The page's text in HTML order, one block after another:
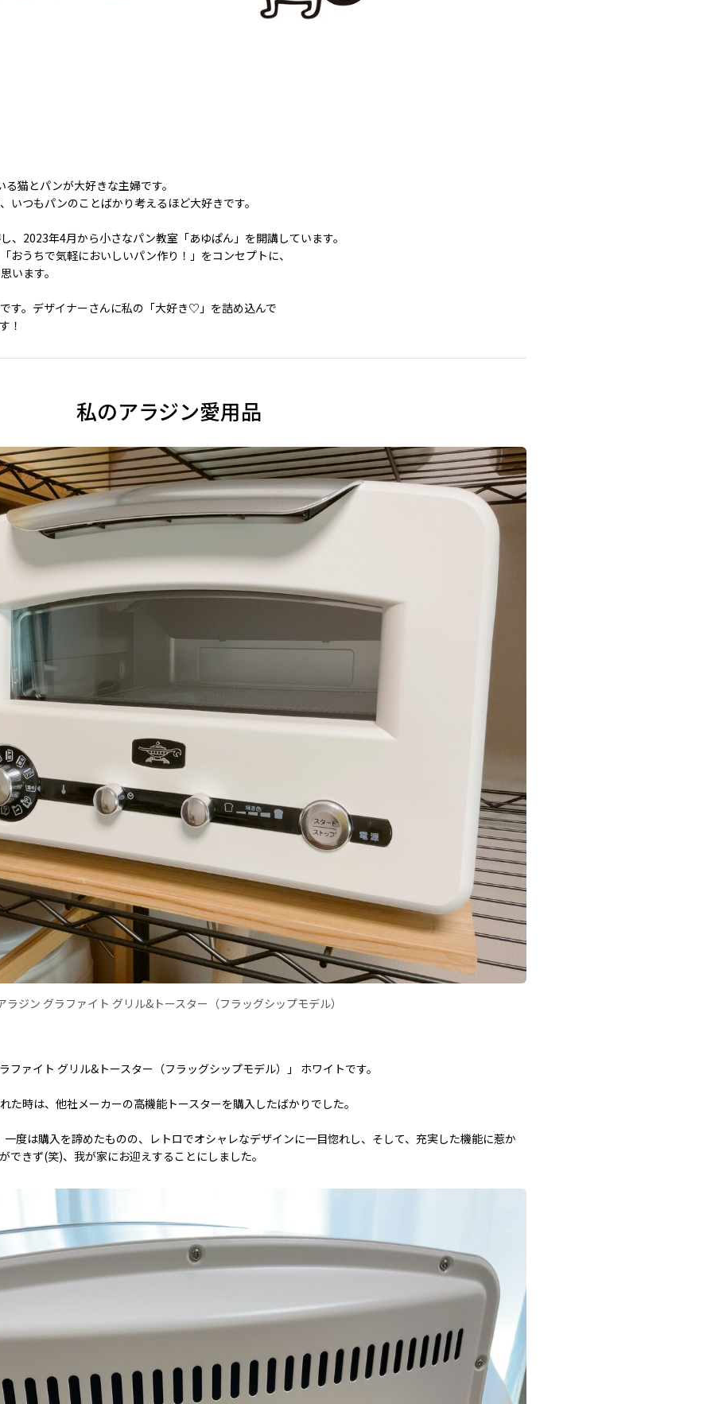
猫とパンが大好きな主婦です。
いつもパンのことばかり考えるほど大好きです。
、2023年4月から小さなパン教室「あゆぱん」を開講しています。
おうちで気軽においしいパン作り！」をコンセプトに、
います。
す。デザイナーさんに私の「大好き♡」を詰め込んで
！
私のアラジン愛用品
ラジン グラファイト グリル&トースター（フラッグシップモデル）
ファイト グリル&トースター（フラッグシップモデル）」 ホワイトです。
た時は、他社メーカーの高機能トースターを購入したばかりでした。
度は購入を諦めたものの、レトロでオシャレなデザインに一目惚れし、そして、充実した機能に惹か
できず(笑)、我が家にお迎えすることにしました。